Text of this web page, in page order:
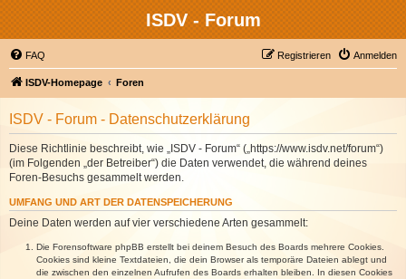
ISDV - Forum
FAQ Anmelden
Registrieren
ISDV-Homepage Foren
ISDV - Forum - Datenschutzerklärung
Diese Richtlinie beschreibt, wie „ISDV - Forum“ („https://www.isdv.net/forum“)
(im Folgenden „der Betreiber“) die Daten verwendet, die während deines
Foren-Besuchs gesammelt werden.
UMFANG UND ART DER DATENSPEICHERUNG
Deine Daten werden auf vier verschiedene Arten gesammelt:
Die Forensoftware phpBB erstellt bei deinem Besuch des Boards mehrere Cookies.
Cookies sind kleine Textdateien, die dein Browser als temporäre Dateien ablegt und
die zwischen den einzelnen Aufrufen des Boards erhalten bleiben. In diesen Cookies